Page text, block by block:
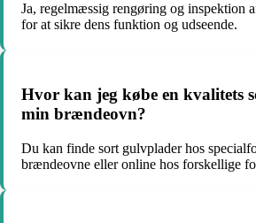
Ja, regelmæssig rengøring og inspektion
for at sikre dens funktion og udseende.
Hvor kan jeg købe en kvalitets
min brændeovn?
Du kan finde sort gulvplader hos
brændeovne eller online hos forskellige